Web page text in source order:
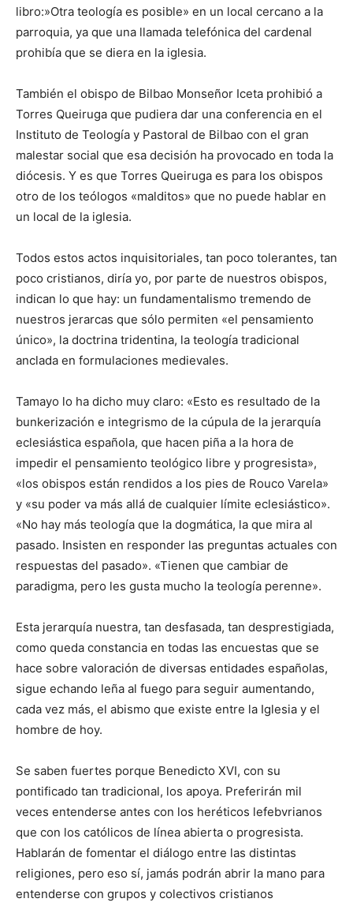
libro:»Otra teología es posible» en un local cercano a la
parroquia, ya que una llamada telefónica del cardenal
prohibía que se diera en la iglesia.
También el obispo de Bilbao Monseñor Iceta prohibió a
Torres Queiruga que pudiera dar una conferencia en el
Instituto de Teología y Pastoral de Bilbao con el gran
malestar social que esa decisión ha provocado en toda la
diócesis. Y es que Torres Queiruga es para los obispos
otro de los teólogos «malditos» que no puede hablar en
un local de la iglesia.
Todos estos actos inquisitoriales, tan poco tolerantes, tan
poco cristianos, diría yo, por parte de nuestros obispos,
indican lo que hay: un fundamentalismo tremendo de
nuestros jerarcas que sólo permiten «el pensamiento
único», la doctrina tridentina, la teología tradicional
anclada en formulaciones medievales.
Tamayo lo ha dicho muy claro: «Esto es resultado de la
bunkerización e integrismo de la cúpula de la jerarquía
eclesiástica española, que hacen piña a la hora de
impedir el pensamiento teológico libre y progresista»,
«los obispos están rendidos a los pies de Rouco Varela»
y «su poder va más allá de cualquier límite eclesiástico».
«No hay más teología que la dogmática, la que mira al
pasado. Insisten en responder las preguntas actuales con
respuestas del pasado». «Tienen que cambiar de
paradigma, pero les gusta mucho la teología perenne».
Esta jerarquía nuestra, tan desfasada, tan desprestigiada,
como queda constancia en todas las encuestas que se
hace sobre valoración de diversas entidades españolas,
sigue echando leña al fuego para seguir aumentando,
cada vez más, el abismo que existe entre la Iglesia y el
hombre de hoy.
Se saben fuertes porque Benedicto XVI, con su
pontificado tan tradicional, los apoya. Preferirán mil
veces entenderse antes con los heréticos lefebvrianos
que con los católicos de línea abierta o progresista.
Hablarán de fomentar el diálogo entre las distintas
religiones, pero eso sí, jamás podrán abrir la mano para
entenderse con grupos y colectivos cristianos